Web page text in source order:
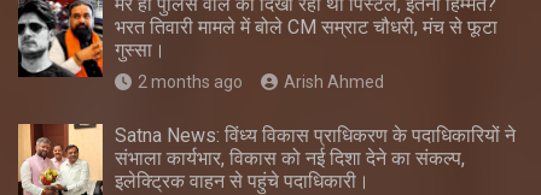
भरत तिवारी मामले में बोले CM सम्राट चौधरी, मंच से फूटा
गुस्सा।
2 months ago Arish Ahmed
Satna News: विंध्य विकास प्राधिकरण के पदाधिकारियों ने
संभाला कार्यभार, विकास को नई दिशा देने का संकल्प,
इलेक्ट्रिक वाहन से पहुंचे पदाधिकारी।